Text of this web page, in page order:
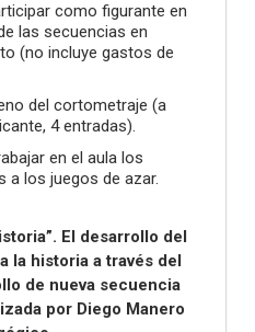
como figurante en
las secuencias en
(no incluye gastos de
del cortometraje (a
4 entradas).
en el aula los
a los juegos de azar.
El desarrollo del
la historia a través del
de nueva secuencia
por Diego Manero